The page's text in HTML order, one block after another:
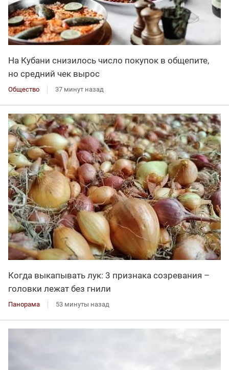
На Кубани снизилось число покупок в общепите,
но средний чек вырос
Общество 37 минут назад
Когда выкапывать лук: 3 признака созревания –
головки лежат без гнили
Панорама 53 минуты назад